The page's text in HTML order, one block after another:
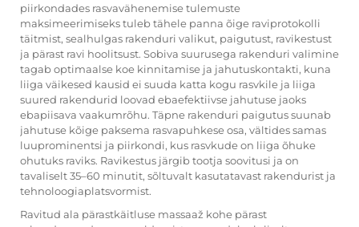
piirkondades rasvavähenemise tulemuste
maksimeerimiseks tuleb tähele panna õige raviprotokolli
täitmist, sealhulgas rakenduri valikut, paigutust, ravikestust
ja pärast ravi hoolitsust. Sobiva suurusega rakenduri valimine
tagab optimaalse koe kinnitamise ja jahutuskontakti, kuna
liiga väikesed kausid ei suuda katta kogu rasvkile ja liiga
suured rakendurid loovad ebaefektiivse jahutuse jaoks
ebapiisava vaakumrõhu. Täpne rakenduri paigutus suunab
jahutuse kõige paksema rasvapuhkese osa, vältides samas
luuprominentsi ja piirkondi, kus rasvkude on liiga õhuke
ohutuks raviks. Ravikestus järgib tootja soovitusi ja on
tavaliselt 35–60 minutit, sõltuvalt kasutatavast rakendurist ja
tehnoloogiaplatsvormist.
Ravitud ala pärastkäitluse massaaž kohe pärast